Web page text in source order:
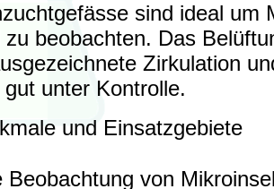
sind ideal um
beobachten. Das
Zirkulation
unter Kontrolle.
und Einsatzgebiete
Beobachtung von